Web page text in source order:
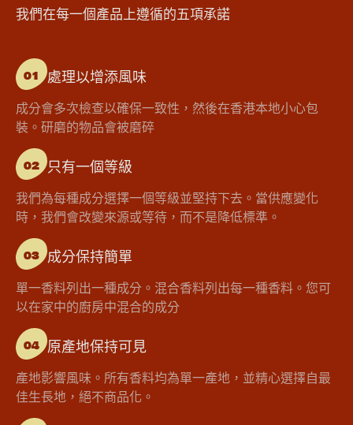
我們在每一個產品上遵循的五項承諾
01 處理以增添風味
成分會多次檢查以確保一致性，然後在香港本地小心包
裝。研磨的物品會被磨碎
02 只有一個等級
我們為每種成分選擇一個等級並堅持下去。當供應變化
時，我們會改變來源或等待，而不是降低標準。
03 成分保持簡單
單一香料列出一種成分。混合香料列出每一種香料。您可
以在家中的廚房中混合的成分
04 原產地保持可見
產地影響風味。所有香料均為單一產地，並精心選擇自最
佳生長地，絕不商品化。